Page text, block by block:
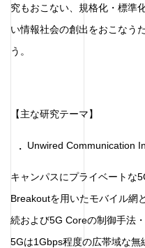
究もおこない、規格化・標準
い情報社会の創出をおこなう
う。
【主な研究テーマ】
Unwired Communication
キャンパスにプライベートな
Breakoutを用いたモバイル網
続および5G Coreの制御手法
5Gは1Gbps程度の広帯域な無